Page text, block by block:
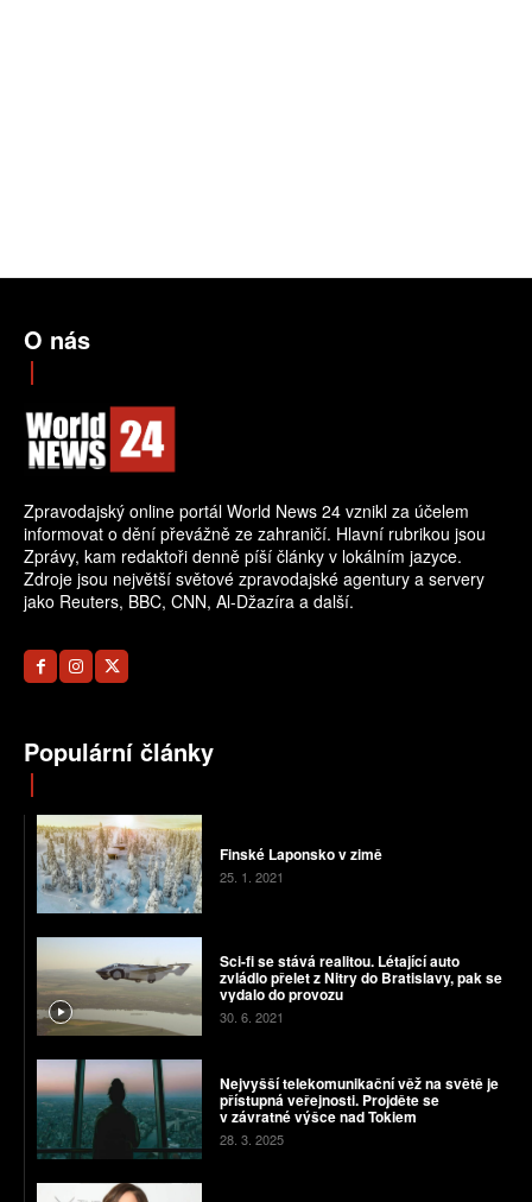
O nás
Zpravodajský online portál World News 24 vznikl za účelem
informovat o dění převážně ze zahraničí. Hlavní rubrikou jsou
Zprávy, kam redaktoři denně píší články v lokálním jazyce.
Zdroje jsou největší světové zpravodajské agentury a servery
jako Reuters, BBC, CNN, Al-Džazíra a další.
Populární články
Finské Laponsko v zimě
25. 1. 2021
Sci-fi se stává realitou. Létající auto
zvládlo přelet z Nitry do Bratislavy, pak se
vydalo do provozu
30. 6. 2021
Nejvyšší telekomunikační věž na světě je
přístupná veřejnosti. Projděte se
v závratné výšce nad Tokiem
28. 3. 2025